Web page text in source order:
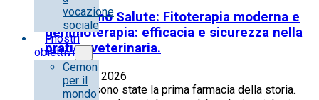
vocazione
sociale
I nostri
obiettivi
Cemon
per il
mondo
Generiamo Salute: Fitoterapia moderna e
gemmoterapia: efficacia e sicurezza nella
pratica veterinaria.
28 Maggio 2026
Le piante sono state la prima farmacia della storia.